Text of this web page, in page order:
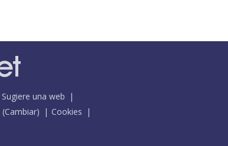
Sugiere una web
(Cambiar)
Cookies